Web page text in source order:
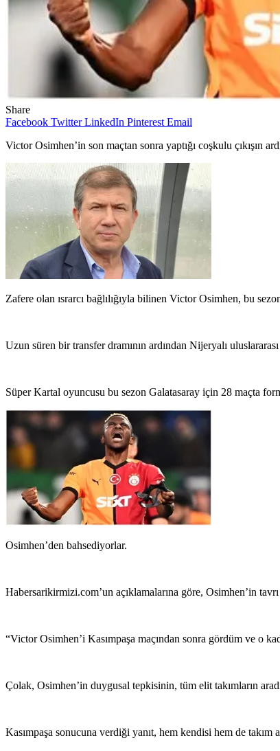
Share
Facebook Twitter LinkedIn Pinterest Email
Victor Osimhen’in son maçtan sonra yaptığı coşkulu çıkışın
Zafere olan ısrarcı bağlılığıyla bilinen Victor Osimhen, bu
Uzun süren bir transfer dramının ardından Nijeryalı
Süper Kartal oyuncusu bu sezon Galatasaray için 28 maçta
Osimhen’den bahsediyorlar.
Habersarikirmizi.com’un açıklamalarına göre, Osimhen’in
“Victor Osimhen’i Kasımpaşa maçından sonra gördüm ve o
Çolak, Osimhen’in duygusal tepkisinin, tüm elit takımların
Kasımpaşa sonucuna verdiği yanıt, hem kendisi hem de